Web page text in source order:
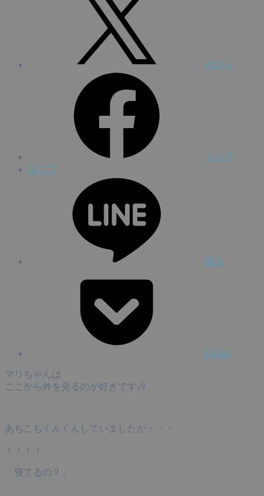
ポスト
シェア
はてブ
送る
Pocket
マリちゃんは
ここから外を見るのが好きです🎶
あちこちくんくんしていましたが・・・
！！！！
「寝てるの？」